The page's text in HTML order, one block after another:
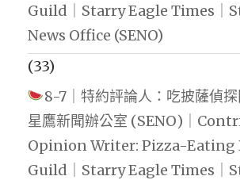
Guild｜Starry Eagle Times｜
News Office (SENO)
(33)
8-7｜特約評論人：吃披薩偵探
星鷹新聞辦公室 (SENO)｜
Opinion Writer: Pizza-Eating
Guild｜Starry Eagle Times｜